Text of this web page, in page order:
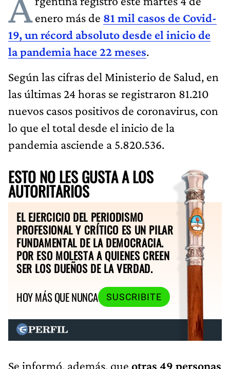
enero más de 81 mil casos de Covid-
19, un récord absoluto desde el inicio de
la pandemia hace 22 meses.
Según las cifras del Ministerio de Salud, en
las últimas 24 horas se registraron 81.210
nuevos casos positivos de coronavirus, con
lo que el total desde el inicio de la
pandemia asciende a 5.820.536.
ESTO NO LES GUSTA A LOS
AUTORITARIOS
EL EJERCICIO DEL PERIODISMO
PROFESIONAL Y CRÍTICO ES UN PILAR
FUNDAMENTAL DE LA DEMOCRACIA.
POR ESO MOLESTA A QUIENES CREEN
SER LOS DUEÑOS DE LA VERDAD.
HOY MÁS QUE NUNCA
SUSCRIBITE
Se informó, además, que otras 49 personas